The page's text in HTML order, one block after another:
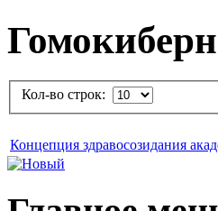
Кол-во строк:
Концепция здравосозидания